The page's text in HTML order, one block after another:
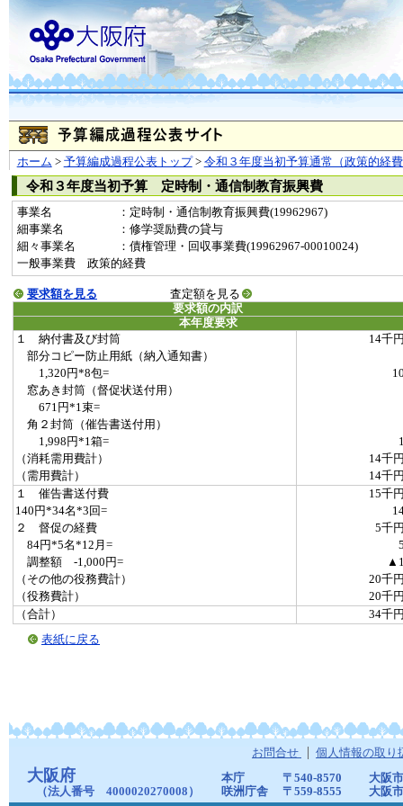
ホーム > 予算編成過程公表トップ> 令和３年度当初予算通常（政策的経
令和３年度当初予算 定時制・通信制教育振興費
事業名
：定時制・通信制教育振興費(19962967)
細事業名
：修学奨励費の貸与
細々事業名
：債権管理・回収事業費(19962967-00010024)
一般事業費 政策的経費
要求額を見る
査定額を見る
要求額の内訳
本年度要求
１ 納付書及び封筒
14千
部分コピー防止用紙（納入通知書）
1,320円*8包=
窓あき封筒（督促状送付用）
671円*1束=
角２封筒（催告書送付用）
1,998円*1箱=
（消耗需用費計）
14千
（需用費計）
14千
１ 催告書送付費
15千
140円*34名*3回=
２ 督促の経費
5千
84円*5名*12月=
調整額 -1,000円=
（その他の役務費計）
20千
（役務費計）
20千
（合計）
34千
表紙に戻る
お問合せ 個人情報の取り
大阪府
（法人番号 4000020270008）
本庁 〒540-8570
大阪
咲洲庁舎
〒559-8555
大阪